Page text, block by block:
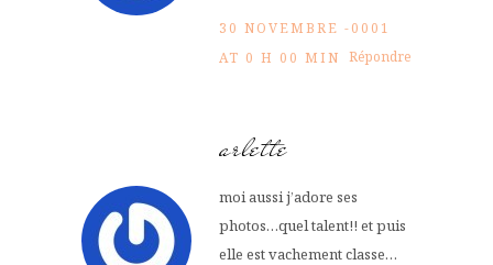
30 NOVEMBRE -0001
AT 0 H 00 MIN Répondre
arlette
moi aussi j’adore ses
photos…quel talent!! et puis
elle est vachement classe…